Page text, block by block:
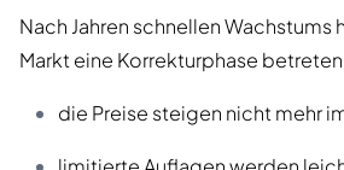
Nach Jahren schnellen Wachstums
Markt eine Korrekturphase
die Preise steigen nicht mehr